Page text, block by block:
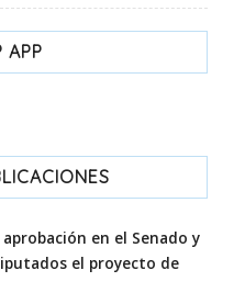
APP
en el Senado y
el proyecto de